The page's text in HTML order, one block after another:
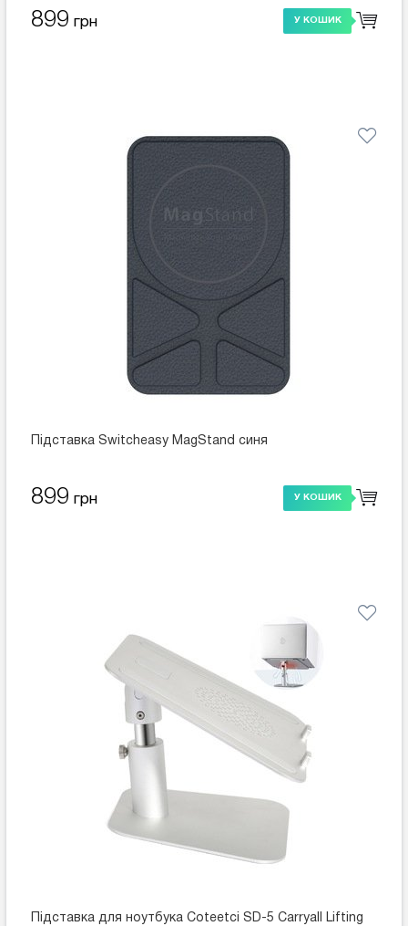
899 грн У КОШИК
Підставка Switcheasy MagStand синя
899 грн У КОШИК
Підставка для ноутбука Coteetci SD-5 Carryall Lifting